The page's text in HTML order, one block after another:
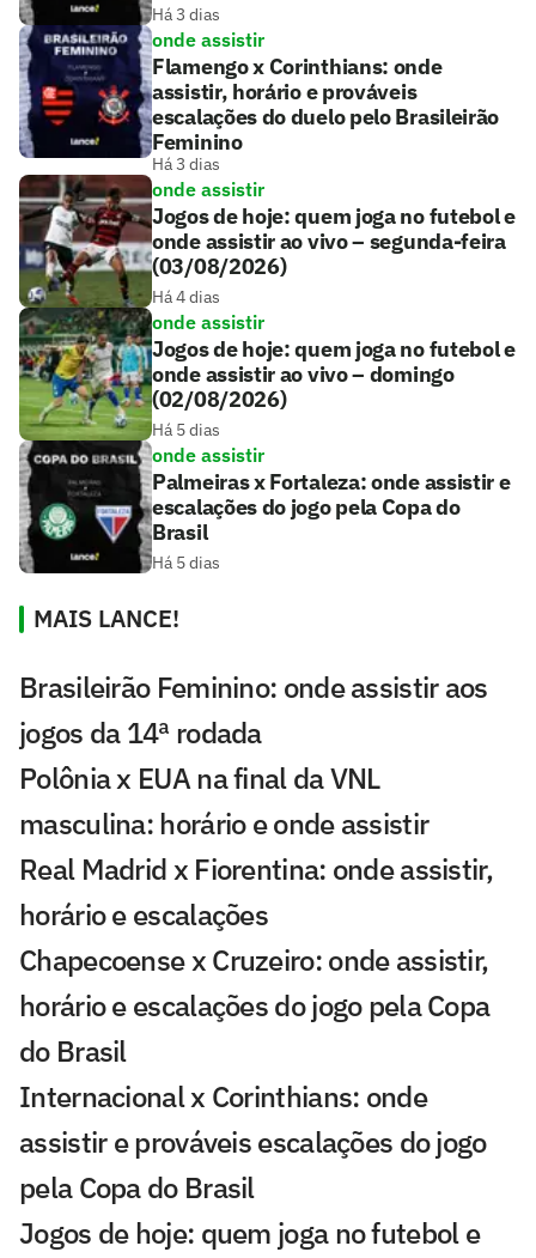
Há 3 dias
onde assistir
Flamengo x Corinthians: onde
assistir, horário e prováveis
escalações do duelo pelo Brasileirão
Feminino
Há 3 dias
onde assistir
Jogos de hoje: quem joga no futebol e
onde assistir ao vivo – segunda-feira
(03/08/2026)
Há 4 dias
onde assistir
Jogos de hoje: quem joga no futebol e
onde assistir ao vivo – domingo
(02/08/2026)
Há 5 dias
onde assistir
Palmeiras x Fortaleza: onde assistir e
escalações do jogo pela Copa do
Brasil
Há 5 dias
MAIS LANCE!
Brasileirão Feminino: onde assistir aos
jogos da 14ª rodada
Polônia x EUA na final da VNL
masculina: horário e onde assistir
Real Madrid x Fiorentina: onde assistir,
horário e escalações
Chapecoense x Cruzeiro: onde assistir,
horário e escalações do jogo pela Copa
do Brasil
Internacional x Corinthians: onde
assistir e prováveis escalações do jogo
pela Copa do Brasil
Jogos de hoje: quem joga no futebol e